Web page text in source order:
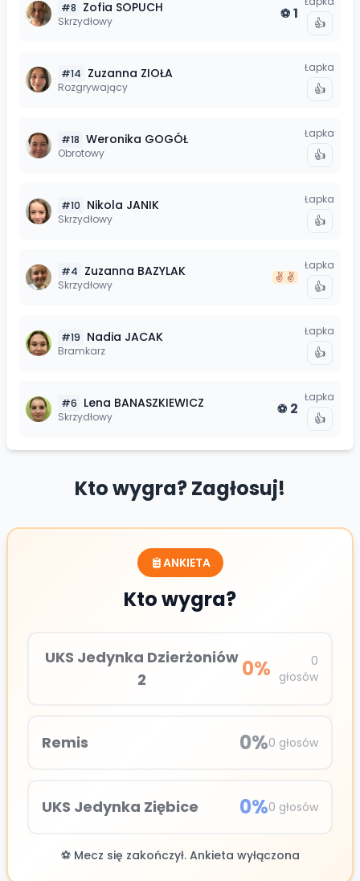
#8 Zofia SOPUCH
Skrzydłowy ⚽ 1
👍
#14 Zuzanna ZIOŁA
Rozgrywający
Łapka
👍
#18 Weronika GOGÓŁ
Obrotowy
Łapka
👍
#10 Nikola JANIK
Skrzydłowy
Łapka
👍
#4 Zuzanna BAZYLAK
Skrzydłowy
✌️ ✌️
Łapka
👍
#19 Nadia JACAK
Bramkarz
Łapka
👍
#6 Lena BANASZKIEWICZ
Skrzydłowy ⚽ 2
Łapka
👍
Kto wygra? Zagłosuj!
ANKIETA
Kto wygra?
UKS Jedynka Dzierżoniów
2
0%
0
głosów
Remis 0%0 głosów
UKS Jedynka Ziębice 0%0 głosów
⚽ Mecz się zakończył. Ankieta wyłączona